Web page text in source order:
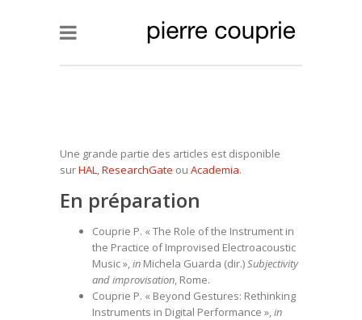
Une grande partie des articles est disponible
surHAL,ResearchGate ou Academia.
En préparation
Couprie P. « The Role of the Instrument in
the Practice of Improvised Electroacoustic
Music »,in Michela Guarda (dir.)Subjectivity
and improvisation, Rome.
Couprie P. « Beyond Gestures: Rethinking
Instruments in Digital Performance »,in